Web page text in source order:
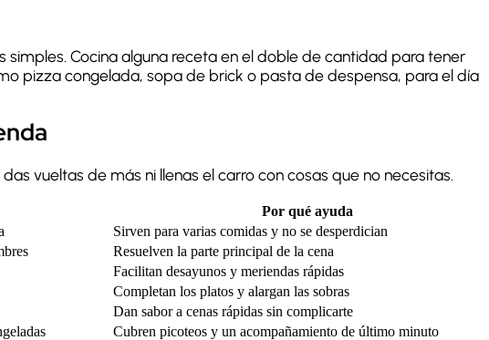
simples. Cocina alguna receta en el doble de cantidad para tener
pizza congelada, sopa de brick o pasta de despensa, para el día
vueltas de más ni llenas el carro con cosas que no necesitas.
Por qué ayuda
Sirven para varias comidas y no se desperdician
Resuelven la parte principal de la cena
Facilitan desayunos y meriendas rápidas
Completan los platos y alargan las sobras
Dan sabor a cenas rápidas sin complicarte
Cubren picoteos y un acompañamiento de último minuto